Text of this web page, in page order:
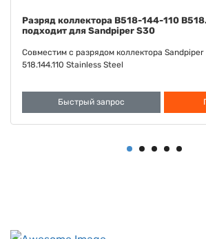
Диафрагма Сантопрен FDA B286-098-
подходит к Sandpiper S30
Совместимо с диафрагмой Sandpiper
351 286.098.351
Быстрый запрос